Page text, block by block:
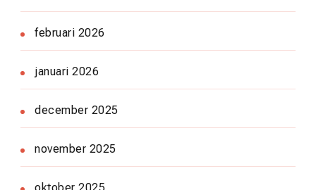
februari 2026
januari 2026
december 2025
november 2025